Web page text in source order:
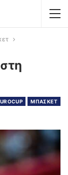
ΜΠΑΣΚΕΤ